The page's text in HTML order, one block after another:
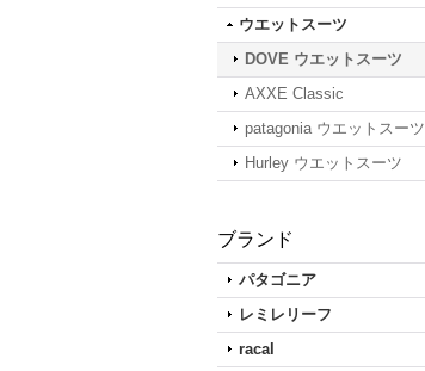
ウエットスーツ
DOVE ウエットスーツ
AXXE Classic
patagonia ウエットスーツ
Hurley ウエットスーツ
ブランド
パタゴニア
レミレリーフ
racal